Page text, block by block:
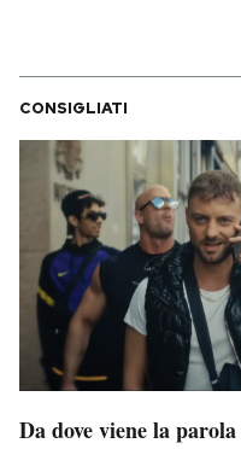
CONSIGLIATI
Da dove viene la